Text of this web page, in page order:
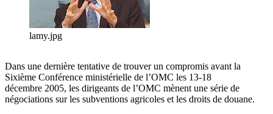
lamy.jpg
Dans une dernière tentative de trouver un compromis avant la
Sixième Conférence ministérielle de l’OMC les 13-18
décembre 2005, les dirigeants de l’OMC mènent une série de
négociations sur les subventions agricoles et les droits de douane.